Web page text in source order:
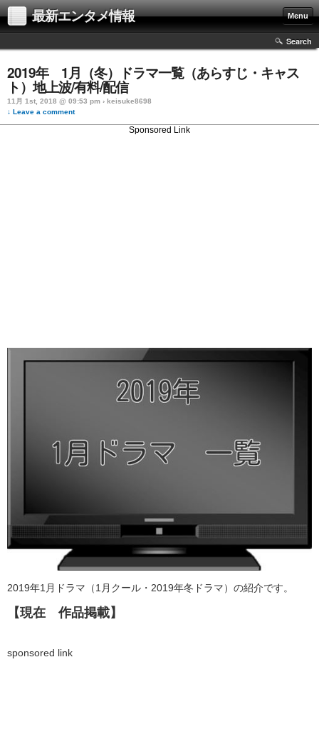
最新エンタメ情報 Menu
Search
2019年 1月（冬）ドラマ一覧（あらすじ・キャス
ト）地上波/有料/配信
11月 1st, 2018 @ 09:53 pm › keisuke8698
↓ Leave a comment
Sponsored Link
2019年1月ドラマ（1月クール・2019年冬ドラマ）の紹介です。
【現在 作品掲載】
sponsored link